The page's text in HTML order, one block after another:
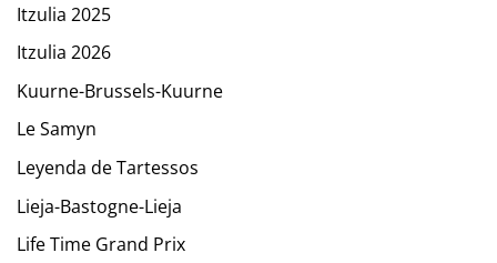
Itzulia 2025
Itzulia 2026
Kuurne-Brussels-Kuurne
Le Samyn
Leyenda de Tartessos
Lieja-Bastogne-Lieja
Life Time Grand Prix